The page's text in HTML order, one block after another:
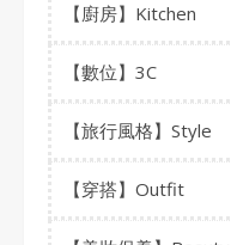
【廚房】Kitchen
【數位】3C
【旅行風格】Style
【穿搭】Outfit